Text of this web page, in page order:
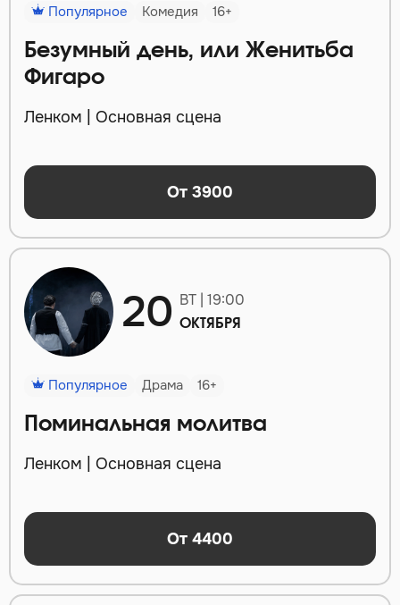
Популярное Комедия 16+
Безумный день, или Женитьба
Фигаро
Ленком | Основная сцена
От 3900
20 ВТ | 19:00
ОКТЯБРЯ
Популярное Драма 16+
Поминальная молитва
Ленком | Основная сцена
От 4400